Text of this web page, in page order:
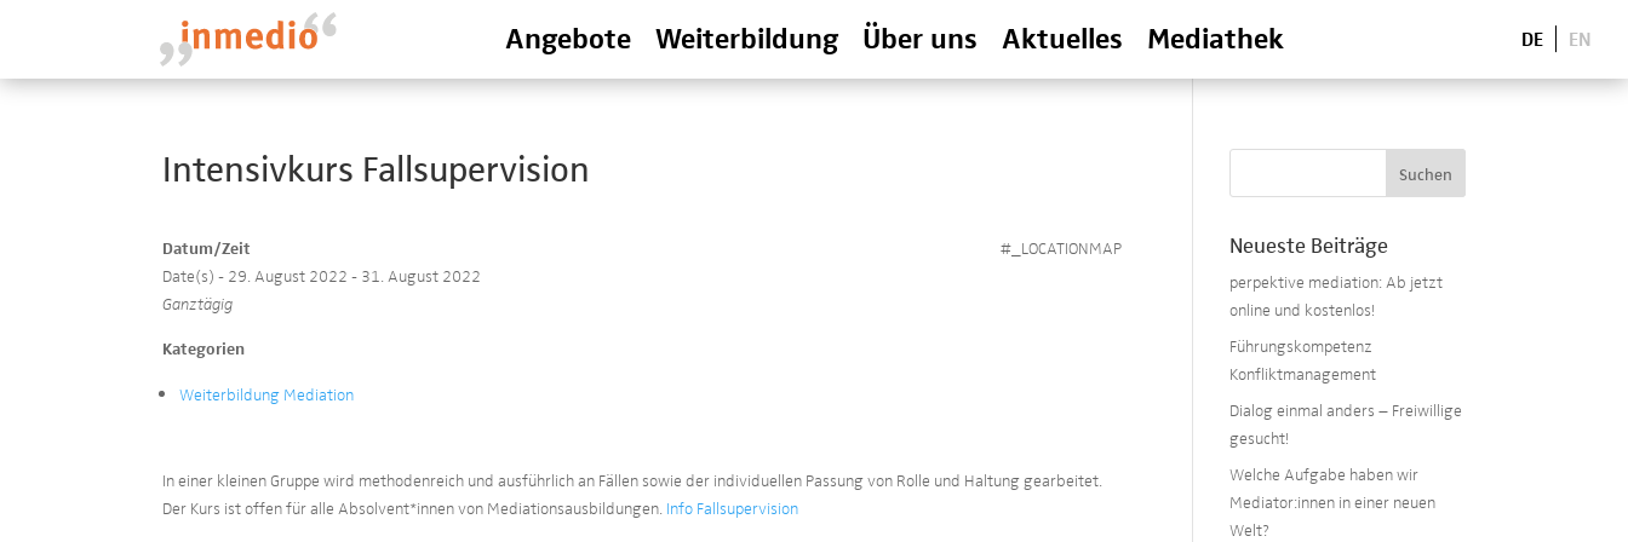
Angebote Weiterbildung Über uns Aktuelles Mediathek DE EN
Intensivkurs Fallsupervision
#_LOCATIONMAP
Datum/Zeit
Date(s) - 29. August 2022 - 31. August 2022
Ganztägig
Kategorien
Weiterbildung Mediation
In einer kleinen Gruppe wird methodenreich und ausführlich an Fällen sowie der individuellen Passung von Rolle und Haltung gearbeitet.
Der Kurs ist offen für alle Absolvent*innen von Mediationsausbildungen. Info Fallsupervision
Neueste Beiträge
perpektive mediation: Ab jetzt
online und kostenlos!
Führungskompetenz
Konfliktmanagement
Dialog einmal anders – Freiwillige
gesucht!
Welche Aufgabe haben wir
Mediator:innen in einer neuen
Welt?